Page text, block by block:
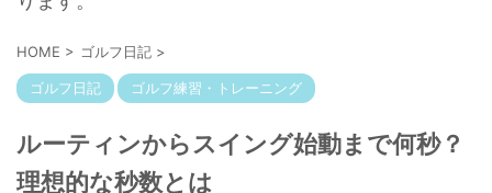
HOME > ゴルフ日記 >
ゴルフ日記 ゴルフ練習・トレーニング
ルーティンからスイング始動まで何秒？
理想的な秒数とは